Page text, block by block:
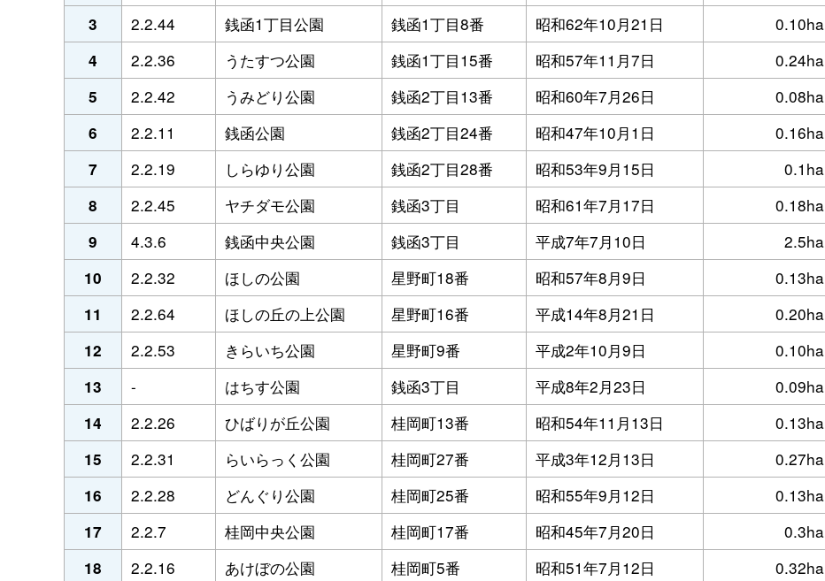
3 2.2.44 銭函1丁目公園 銭函1丁目8番 昭和62年10月21日 0.10ha
4 2.2.36 うたすつ公園 銭函1丁目15番 昭和57年11月7日 0.24ha
5 2.2.42 うみどり公園 銭函2丁目13番 昭和60年7月26日 0.08ha
6 2.2.11 銭函公園 銭函2丁目24番 昭和47年10月1日 0.16ha
7 2.2.19 しらゆり公園 銭函2丁目28番 昭和53年9月15日 0.1ha
8 2.2.45 ヤチダモ公園 銭函3丁目 昭和61年7月17日 0.18ha
9 4.3.6 銭函中央公園 銭函3丁目 平成7年7月10日 2.5ha
10 2.2.32 ほしの公園 星野町18番 昭和57年8月9日 0.13ha
11 2.2.64 ほしの丘の上公園 星野町16番 平成14年8月21日 0.20ha
12 2.2.53 きらいち公園 星野町9番 平成2年10月9日 0.10ha
13 - はちす公園 銭函3丁目 平成8年2月23日 0.09ha
14 2.2.26 ひばりが丘公園 桂岡町13番 昭和54年11月13日 0.13ha
15 2.2.31 らいらっく公園 桂岡町27番 平成3年12月13日 0.27ha
16 2.2.28 どんぐり公園 桂岡町25番 昭和55年9月12日 0.13ha
17 2.2.7 桂岡中央公園 桂岡町17番 昭和45年7月20日 0.3ha
18 2.2.16 あけぼの公園 桂岡町5番 昭和51年7月12日 0.32ha